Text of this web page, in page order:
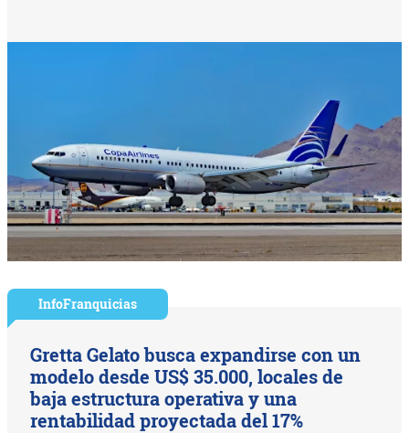
InfoFranquicias
Gretta Gelato busca expandirse con un
modelo desde US$ 35.000, locales de
baja estructura operativa y una
rentabilidad proyectada del 17%